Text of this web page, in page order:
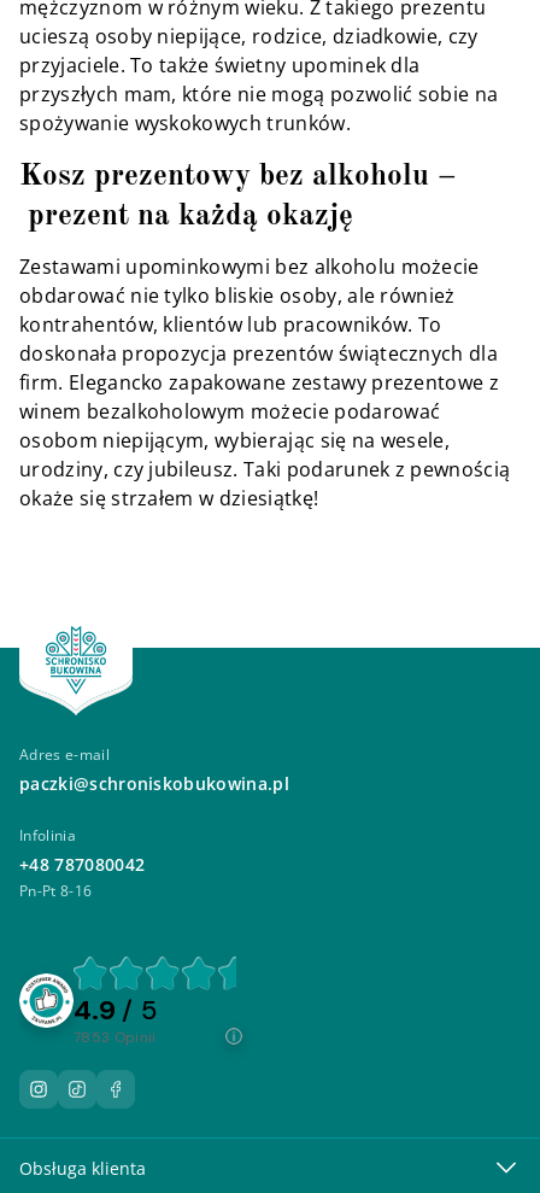
mężczyznom w różnym wieku. Z takiego prezentu
ucieszą osoby niepijące, rodzice, dziadkowie, czy
przyjaciele. To także świetny upominek dla
przyszłych mam, które nie mogą pozwolić sobie na
spożywanie wyskokowych trunków.
Kosz prezentowy bez alkoholu –
prezent na każdą okazję
Zestawami upominkowymi bez alkoholu możecie
obdarować nie tylko bliskie osoby, ale również
kontrahentów, klientów lub pracowników. To
doskonała propozycja prezentów świątecznych dla
firm. Elegancko zapakowane zestawy prezentowe z
winem bezalkoholowym możecie podarować
osobom niepijącym, wybierając się na wesele,
urodziny, czy jubileusz. Taki podarunek z pewnością
okaże się strzałem w dziesiątkę!
Adres e-mail
paczki@schroniskobukowina.pl
Infolinia
+48 787080042
Pn-Pt 8-16
4.9 / 5
7853 opinii
Obsługa klienta